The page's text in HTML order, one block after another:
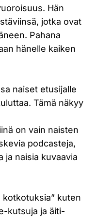
Hän
jotka ovat
Pahana
hänelle kaiken
naiset etusijalle
Tämä näkyy
on vain naisten
podcasteja,
ja naisia kuvaavia
kuten
kutsuja ja äiti-